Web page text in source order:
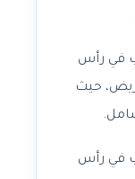
في رأس
حيث
في رأس